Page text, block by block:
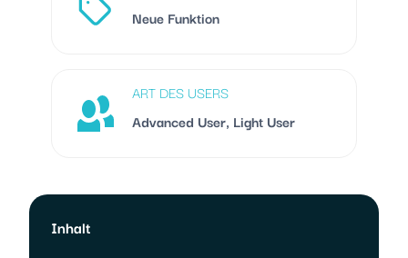
Neue Funktion
ART DES USERS
Advanced User, Light User
Inhalt